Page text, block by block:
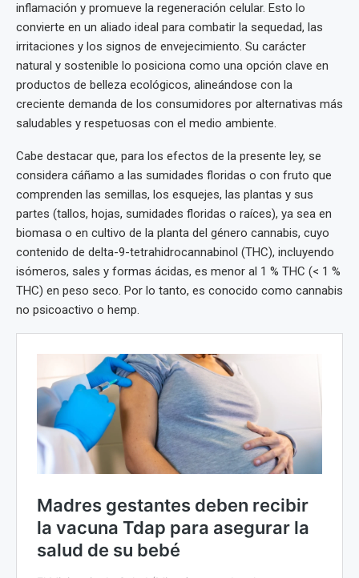
inflamación y promueve la regeneración celular. Esto lo
convierte en un aliado ideal para combatir la sequedad, las
irritaciones y los signos de envejecimiento. Su carácter
natural y sostenible lo posiciona como una opción clave en
productos de belleza ecológicos, alineándose con la
creciente demanda de los consumidores por alternativas más
saludables y respetuosas con el medio ambiente.
Cabe destacar que, para los efectos de la presente ley, se
considera cáñamo a las sumidades floridas o con fruto que
comprenden las semillas, los esquejes, las plantas y sus
partes (tallos, hojas, sumidades floridas o raíces), ya sea en
biomasa o en cultivo de la planta del género cannabis, cuyo
contenido de delta-9-tetrahidrocannabinol (THC), incluyendo
isómeros, sales y formas ácidas, es menor al 1 % THC (< 1 %
THC) en peso seco. Por lo tanto, es conocido como cannabis
no psicoactivo o hemp.